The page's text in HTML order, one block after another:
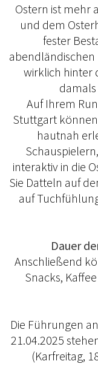
Ostern ist mehr
und dem
fester
abendländischen
wirklich hinter
Auf Ihrem
Stuttgart
hautnah
interaktiv in die
Sie Datteln auf
auf
Dauer
Anschließend
Snacks,
Die Führungen
21.04.2025
(Karfreitag,